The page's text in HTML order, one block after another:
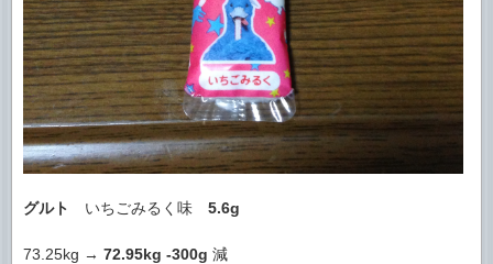
グルト いちごみるく味 5.6g
73.25kg → 72.95kg -300g 減